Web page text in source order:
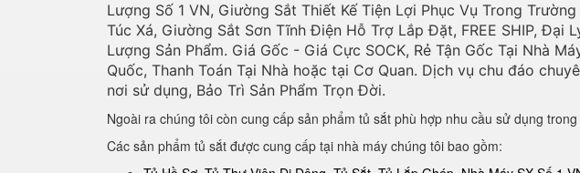
Lượng Số 1 VN, Giường Sắt Thiết Kế Tiện Lợi Phục Vụ Trong
Túc Xá, Giường Sắt Sơn Tĩnh Điện Hỗ Trợ Lắp Đặt, FREE SHIP,
Lượng Sản Phẩm. Giá Gốc - Giá Cực SOCK, Rẻ Tận Gốc Tại Nhà
Quốc, Thanh Toán Tại Nhà hoặc tại Cơ Quan. Dịch vụ chu đáo
nơi sử dụng, Bảo Trì Sản Phẩm Trọn Đời.
Ngoài ra chúng tôi còn cung cấp sản phẩm tủ sắt phù hợp nhu cầu sử dụng
Các sản phẩm tủ sắt được cung cấp tại nhà máy chúng tôi bao gồm: